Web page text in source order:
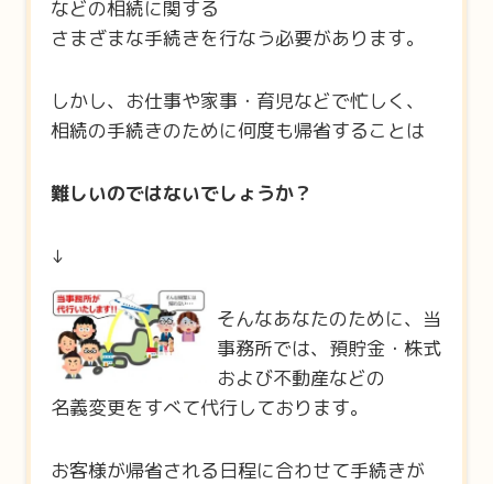
などの相続に関する
さまざまな手続きを行なう必要があります。
しかし、お仕事や家事・育児などで忙しく、
相続の手続きのために何度も帰省することは
難しいのではないでしょうか？
↓
そんなあなたのために、当
事務所では、預貯金・株式
および不動産などの
名義変更をすべて代行しております。
お客様が帰省される日程に合わせて手続きが